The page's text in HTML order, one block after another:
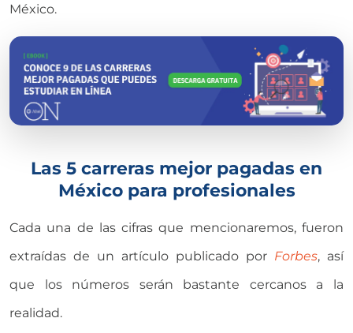
México.
Las 5 carreras mejor pagadas en
México para profesionales
Cada una de las cifras que mencionaremos, fueron
extraídas de un artículo publicado por Forbes, así
que los números serán bastante cercanos a la
realidad.